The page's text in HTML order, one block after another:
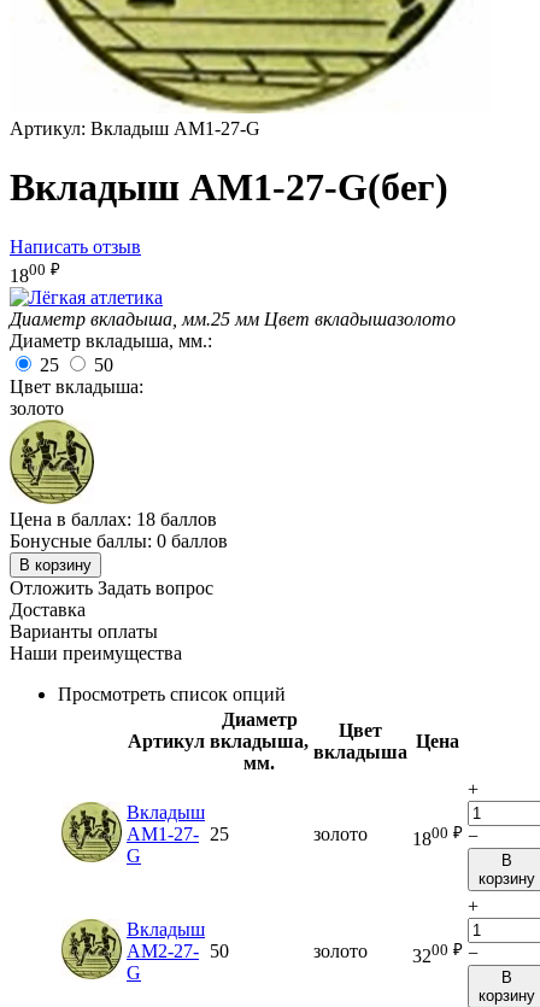
Артикул: Вкладыш AM1-27-G
Вкладыш AM1-27-G(бег)
Написать отзыв
1800 ₽
Диаметр вкладыша, мм.25 мм Цвет вкладышазолото
Диаметр вкладыша, мм.:
25
50
Цвет вкладыша:
золото
Цена в баллах: 18 баллов
Бонусные баллы: 0 баллов
В корзину
Отложить Задать вопрос
Доставка
Варианты оплаты
Наши преимущества
Просмотреть список опций
Артикул
Диаметр
вкладыша,
мм.
Цвет
вкладыша
Цена
Вкладыш
AM1-27-
G
25 золото 1800 ₽
+
−
В
корзину
Вкладыш
AM2-27-
G
50 золото 3200 ₽
+
−
В
корзину